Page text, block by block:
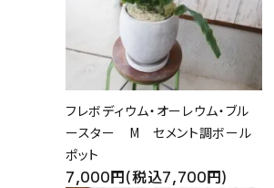
フレボディウム・オーレウム・ブル
ースター M セメント調ボール
ポット
7,000円(税込7,700円)